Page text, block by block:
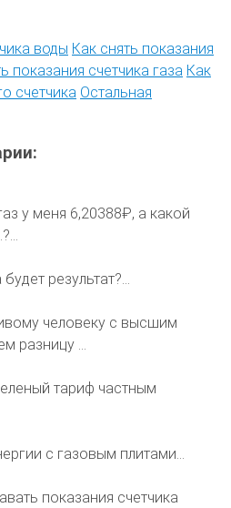
воды Как снять показания
показания счетчика газа Как
счетчика Остальная
у меня 6,20388₽, а какой
результат?...
человеку с высшим
разницу ...
тариф частным
с газовым плитами...
показания счетчика